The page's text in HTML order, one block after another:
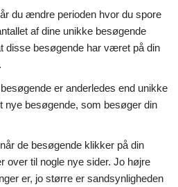
du ændre perioden hvor du spore
af dine unikke besøgende
disse besøgende har været på din
er anderledes end unikke
nye besøgende, som besøger din
de besøgende klikker på din
over til nogle nye sider. Jo højre
er, jo større er sandsynligheden